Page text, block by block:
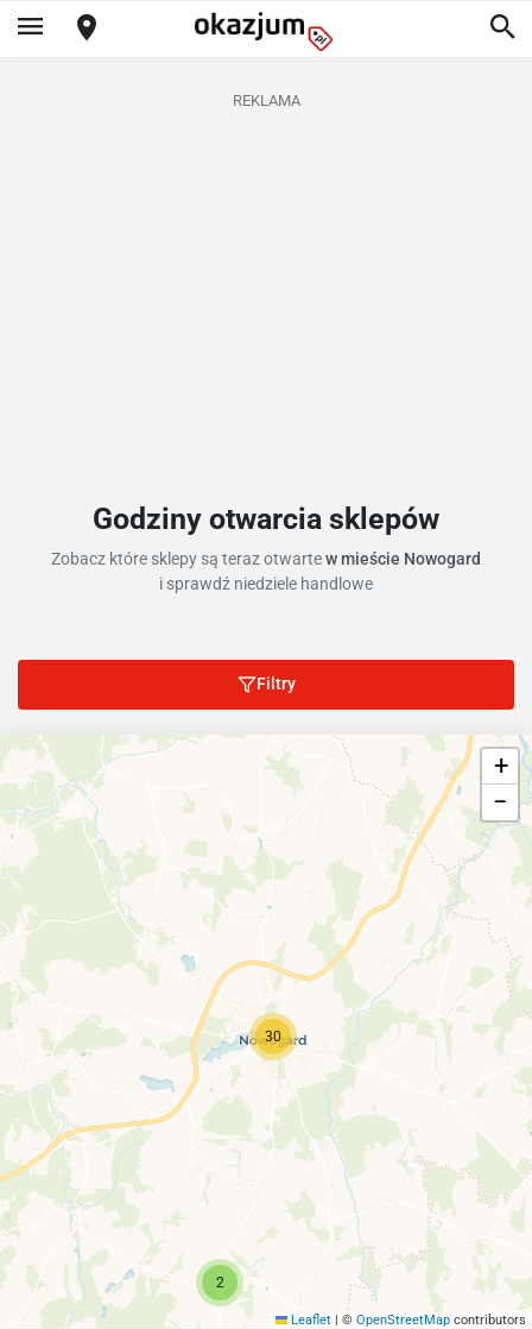
REKLAMA
Godziny otwarcia sklepów
Zobacz które sklepy są teraz otwartew mieście Nowogard
i sprawdź niedziele handlowe
Filtry
30
2
+
−
Leaflet | © OpenStreetMap contributors